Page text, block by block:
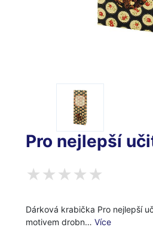
Pro nejlepší
Dárková krabička Pro nejlepší
motivem drobn… Více